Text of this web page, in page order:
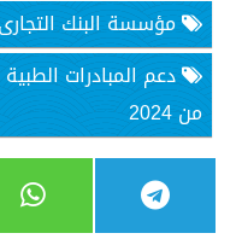
مؤسسة البنك
دعم المبادرات
من 2024